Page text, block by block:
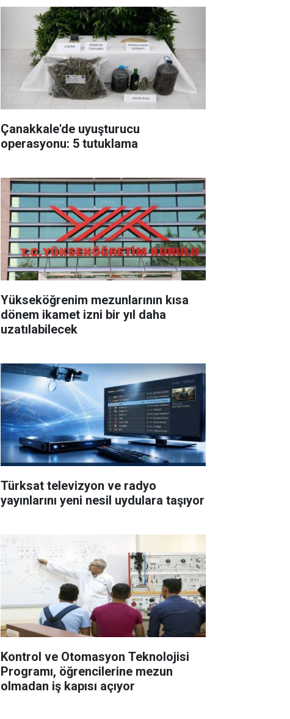
Çanakkale'de uyuşturucu
operasyonu: 5 tutuklama
Yükseköğrenim mezunlarının kısa
dönem ikamet izni bir yıl daha
uzatılabilecek
Türksat televizyon ve radyo
yayınlarını yeni nesil uydulara taşıyor
Kontrol ve Otomasyon Teknolojisi
Programı, öğrencilerine mezun
olmadan iş kapısı açıyor